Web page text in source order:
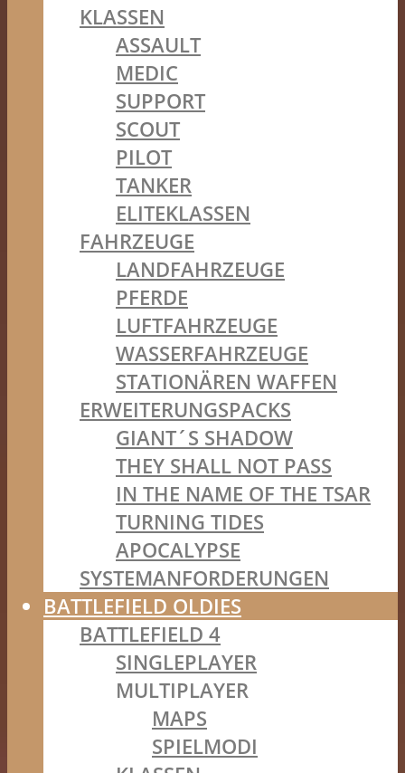
KLASSEN
ASSAULT
MEDIC
SUPPORT
SCOUT
PILOT
TANKER
ELITEKLASSEN
FAHRZEUGE
LANDFAHRZEUGE
PFERDE
LUFTFAHRZEUGE
WASSERFAHRZEUGE
STATIONÄREN WAFFEN
ERWEITERUNGSPACKS
GIANT´S SHADOW
THEY SHALL NOT PASS
IN THE NAME OF THE TSAR
TURNING TIDES
APOCALYPSE
SYSTEMANFORDERUNGEN
BATTLEFIELD OLDIES
BATTLEFIELD 4
SINGLEPLAYER
MULTIPLAYER
MAPS
SPIELMODI